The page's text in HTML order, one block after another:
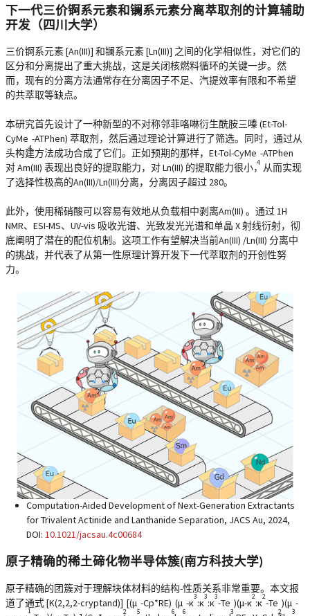
下一代三价锕系元素和镧系元素分离萃取剂的计算辅助
开发（四川大学）
三价锕系元素 [An(III)] 和镧系元素 [Ln(III)] 之间的化学相似性，对它们的
区分和分离提出了重大挑战，这是关闭核燃料循环的关键一步。然
而，现有的分离方法通常存在分离因子不足、汽提效率有限和不希望
的共萃取等缺点。
本研究首先设计了一种新型的不对称邻菲咯啉衍生酰胺三嗪 (Et-Tol-
CyMe
4
-ATPhen) 萃取剂，然后通过理论计算进行了筛选。同时，通过从
头构建方法成功合成了它们。正如预期的那样，Et-Tol-CyMe
4
-ATPhen
对 Am(III) 表现出良好的提取能力，对 Ln(III) 的提取能力很小，从而实现
了选择性极高的An(III)/Ln(III)分离，分离因子超过 280。
此外，使用稀硝酸可以容易有效地从负载相中剥离Am(III) 。通过 1H
NMR、ESI-MS、UV-vis 吸收光谱、光致发光光谱和单晶 X 射线衍射，彻
底阐明了潜在的配位机制。这项工作有望解决当前An(III) /Ln(III) 分离中
的挑战，并代表了从第一性原理计算开发下一代萃取剂的开创性努
力。
Computation-Aided Development of Next-Generation Extractants
for Trivalent Actinide and Lanthanide Separation, JACS Au, 2024,
DOI: 10.1021/jacsau.4c00684
原子精确的稀土碲化物半导体簇(南方科技大学)
原子精确的团簇对于理解块体材料的结构-性质关系非常重要。本文报
道了通式 [K(2,2,2-cryptand)]
2
[(μ
5
-Cp*RE)
6
(μ
6
-κ
3
:κ
3
:κ
3
-Te
3
)(μ-κ
2
:κ
2
-Te
2
)(μ
3
-
1